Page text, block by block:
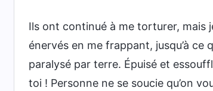
Ils ont continué à me torturer, mais
énervés en me frappant, jusqu’à
paralysé par terre. Épuisé et
toi ! Personne ne se soucie qu’on